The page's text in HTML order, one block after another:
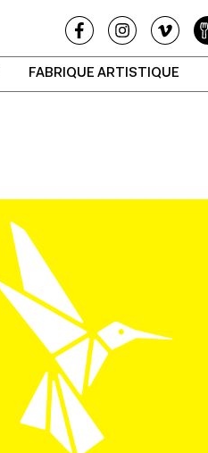
FABRIQUE ARTISTIQUE